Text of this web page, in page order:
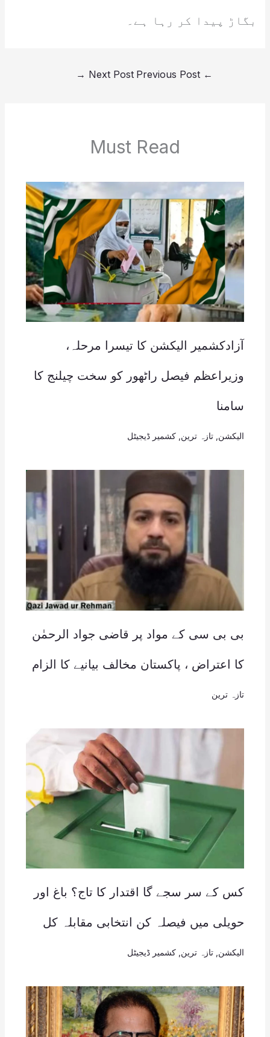
بگاڑ پیدا کر رہا ہے۔
←
Next Post
→
Must Read
آزادکشمیر الیکشن کا تیسرا مرحلہ،
وزیراعظم فیصل راٹھور کو سخت چیلنج کا
سامنا
الیکشن تازہ ترین کشمیر ڈیجیٹل
بی بی سی کے مواد پر قاضی جواد الرحمٰن
کا اعتراض ، پاکستان مخالف بیانیے کا الزام
تازہ ترین
کس کے سر سجے گا اقتدار کا تاج؟ باغ اور
حویلی میں فیصلہ کن انتخابی مقابلہ کل
الیکشن تازہ ترین کشمیر ڈیجیٹل